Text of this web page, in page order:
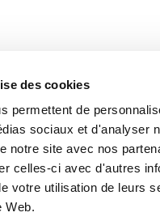
des cookies
permettent de
sociaux et d'analyser
notre site avec nos
celles-ci avec d'autres
votre utilisation de leurs
Web.